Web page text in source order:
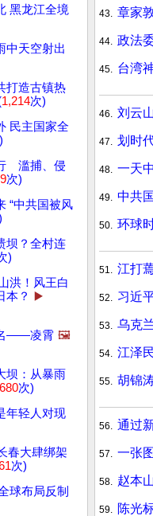
黑龙江全境
中天空射出
打造古镇热
1,214次)
民主国家全
滥捕、侵
次)
“中共国被风
坝？全村连
)
洪！风王白
本？
▶️
——凌霄 🖼️
坝：从暴雨
次)
年轻人对现
春大肆绑架
次)
球布局反制
43. 章家
44. 政法
45. 台湾
46. 刘云
47. 划时
48. 一天
49. 中共
50. 环球
51. 江打
52. 习近
53. 乌克
54. 江泽
55. 胡锦
56. 通过
57. 一张
58. 赵本
59. 陈光